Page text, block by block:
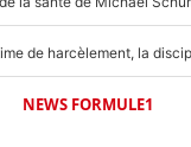
NEWS FORMULE1